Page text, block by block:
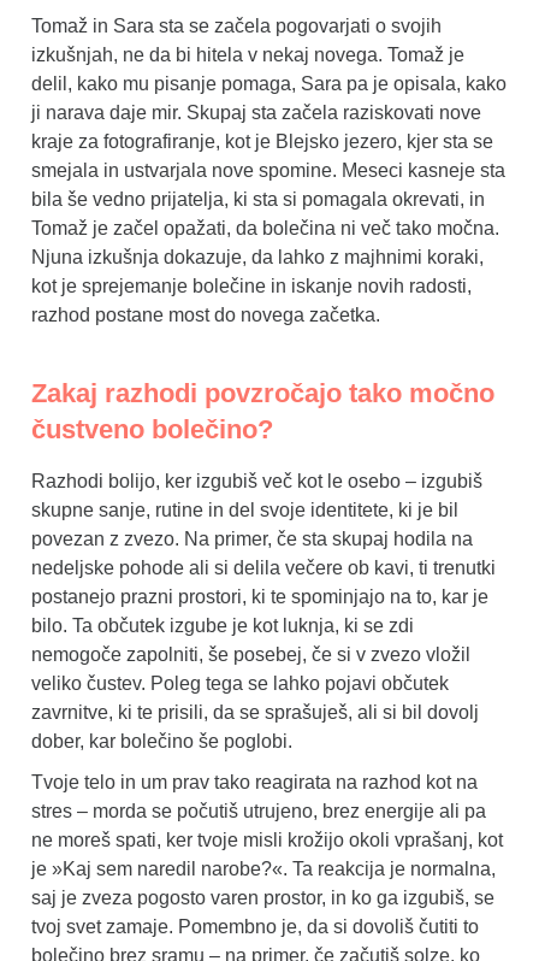
Tomaž in Sara sta se začela pogovarjati o svojih
izkušnjah, ne da bi hitela v nekaj novega. Tomaž je
delil, kako mu pisanje pomaga, Sara pa je opisala, kako
ji narava daje mir. Skupaj sta začela raziskovati nove
kraje za fotografiranje, kot je Blejsko jezero, kjer sta se
smejala in ustvarjala nove spomine. Meseci kasneje sta
bila še vedno prijatelja, ki sta si pomagala okrevati, in
Tomaž je začel opažati, da bolečina ni več tako močna.
Njuna izkušnja dokazuje, da lahko z majhnimi koraki,
kot je sprejemanje bolečine in iskanje novih radosti,
razhod postane most do novega začetka.
Zakaj razhodi povzročajo tako močno
čustveno bolečino?
Razhodi bolijo, ker izgubiš več kot le osebo – izgubiš
skupne sanje, rutine in del svoje identitete, ki je bil
povezan z zvezo. Na primer, če sta skupaj hodila na
nedeljske pohode ali si delila večere ob kavi, ti trenutki
postanejo prazni prostori, ki te spominjajo na to, kar je
bilo. Ta občutek izgube je kot luknja, ki se zdi
nemogoče zapolniti, še posebej, če si v zvezo vložil
veliko čustev. Poleg tega se lahko pojavi občutek
zavrnitve, ki te prisili, da se sprašuješ, ali si bil dovolj
dober, kar bolečino še poglobi.
Tvoje telo in um prav tako reagirata na razhod kot na
stres – morda se počutiš utrujeno, brez energije ali pa
ne moreš spati, ker tvoje misli krožijo okoli vprašanj, kot
je »Kaj sem naredil narobe?«. Ta reakcija je normalna,
saj je zveza pogosto varen prostor, in ko ga izgubiš, se
tvoj svet zamaje. Pomembno je, da si dovoliš čutiti to
bolečino brez sramu – na primer, če začutiš solze, ko